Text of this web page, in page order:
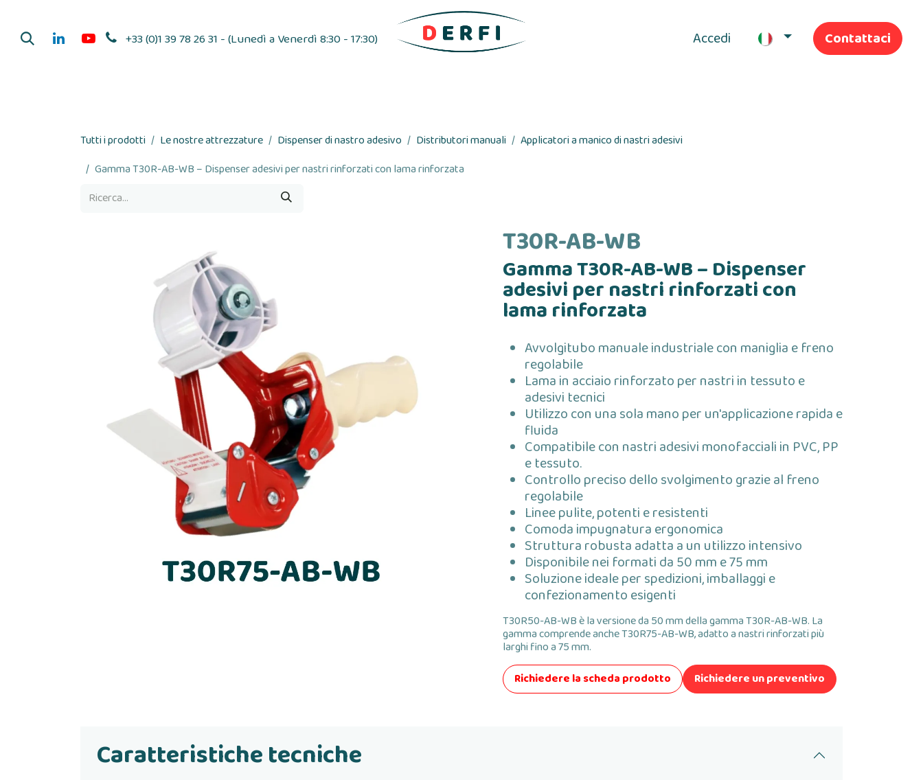
+33 (0)1 39 78 26 31 - (Lunedì a Venerdì 8:30 - 17:30) Accedi Contattaci
Tutti i prodotti Le nostre attrezzature Dispenser di nastro adesivo Distributori manuali
Applicatori a manico di nastri adesivi
Gamma T30R-AB-WB – Dispenser adesivi per nastri rinforzati con lama rinforzata
T30R-AB-WB
Gamma T30R-AB-WB – Dispenser
adesivi per nastri rinforzati con
lama rinforzata
Avvolgitubo manuale industriale con maniglia e freno
regolabile
Lama in acciaio rinforzato per nastri in tessuto e
adesivi tecnici
Utilizzo con una sola mano per un'applicazione rapida e
fluida
Compatibile con nastri adesivi monofacciali in PVC, PP
e tessuto.
Controllo preciso dello svolgimento grazie al freno
regolabile
Linee pulite, potenti e resistenti
Comoda impugnatura ergonomica
Struttura robusta adatta a un utilizzo intensivo
Disponibile nei formati da 50 mm e 75 mm
Soluzione ideale per spedizioni, imballaggi e
confezionamento esigenti
T30R50-AB-WB è la versione da 50 mm della gamma T30R-AB-WB. La
gamma comprende anche T30R75-AB-WB, adatto a nastri rinforzati più
larghi fino a 75 mm.
Richiedere la scheda prodotto
Richiedere un preventivo
Caratteristiche tecniche